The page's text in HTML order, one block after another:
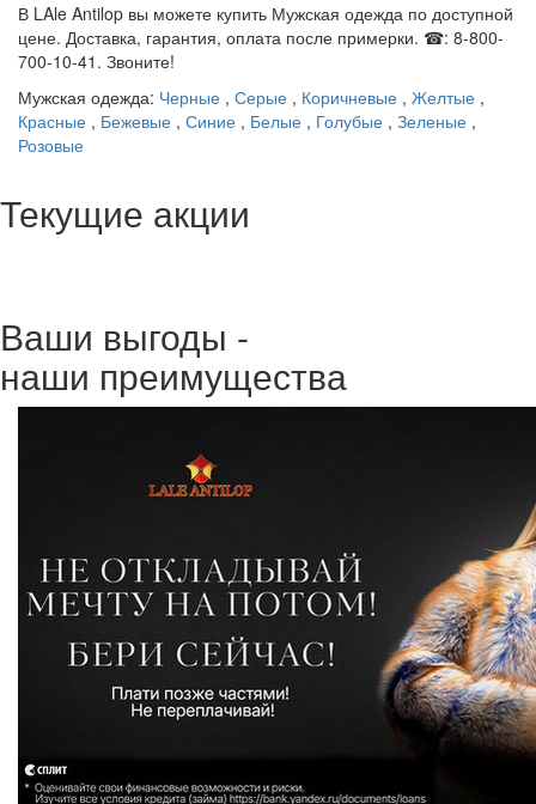
В LAle Antilop вы можете купить Мужская одежда по доступной
цене. Доставка, гарантия, оплата после примерки. ☎: 8-800-
700-10-41. Звоните!
Мужская одежда: Черные , Серые , Коричневые , Желтые ,
Красные , Бежевые , Синие , Белые , Голубые , Зеленые ,
Розовые
Текущие акции
Ваши выгоды -
наши преимущества